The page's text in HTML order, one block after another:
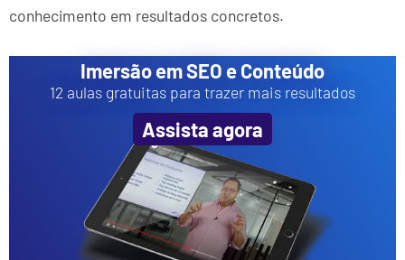
conhecimento em resultados concretos.
Imersão em SEO e Conteúdo
12 aulas gratuitas para trazer mais resultados
Assista agora